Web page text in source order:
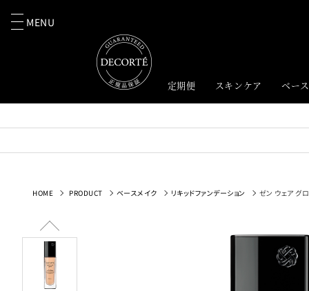
MENU
定期便 スキンケア ベー
HOME PRODUCT ベースメイク リキッドファンデーション ゼン ウェア グ